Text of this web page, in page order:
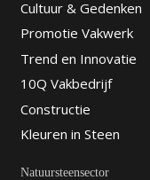
Cultuur & Gedenken
Promotie Vakwerk
Trend en Innovatie
10Q Vakbedrijf
Constructie
Kleuren in Steen
Natuursteensector